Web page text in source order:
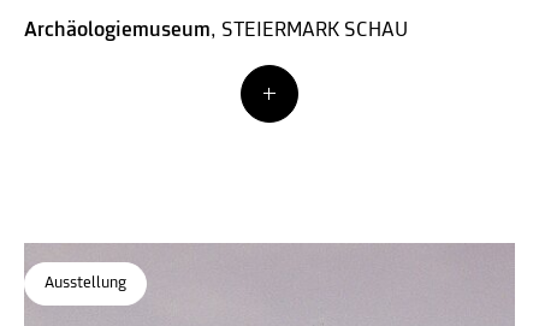
Archäologiemuseum, STEIERMARK SCHAU
Ausstellung